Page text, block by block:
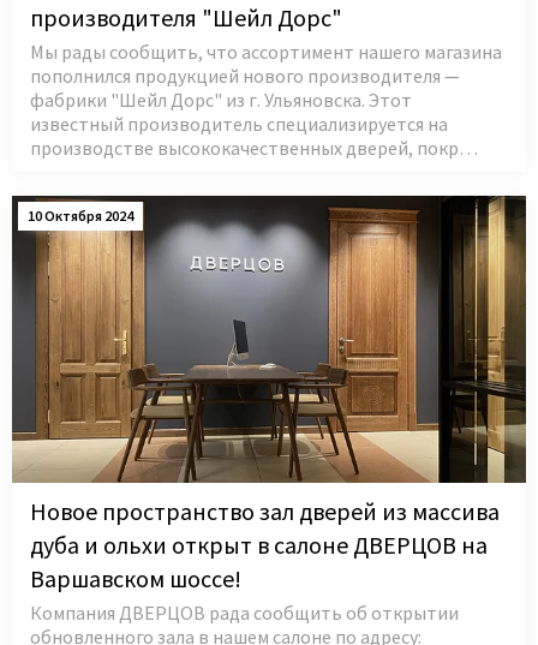
производителя "Шейл Дорс"
Мы рады сообщить, что ассортимент нашего магазина
пополнился продукцией нового производителя —
фабрики "Шейл Дорс" из г. Ульяновска. Этот
известный производитель специализируется на
производстве высококачественных дверей, покр…
10 Октября 2024
Новое пространство зал дверей из массива
дуба и ольхи открыт в салоне ДВЕРЦОВ на
Варшавском шоссе!
Компания ДВЕРЦОВ рада сообщить об открытии
обновленного зала в нашем салоне по адресу: